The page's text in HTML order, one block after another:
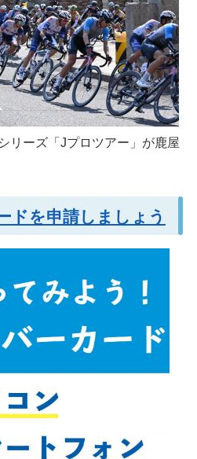
リーズ「Jプロツアー」が鹿屋
ドを申請しましょう